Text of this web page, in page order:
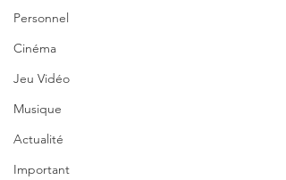
Personnel
Cinéma
Jeu Vidéo
Musique
Actualité
Important